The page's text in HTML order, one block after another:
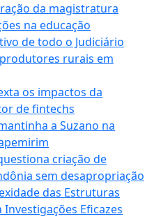
da magistratura
na educação
de todo o Judiciário
rurais em
os impactos da
de fintechs
a Suzano na
criação de
sem desapropriação
das Estruturas
Eficazes